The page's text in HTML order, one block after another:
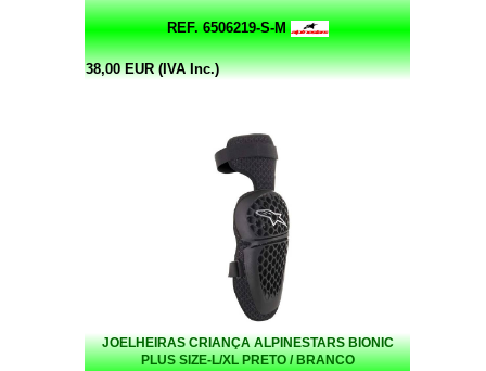
REF. 6506219-S-M
38,00 EUR (IVA Inc.)
JOELHEIRAS CRIANÇA ALPINESTARS BIONIC
PLUS SIZE-L/XL PRETO / BRANCO